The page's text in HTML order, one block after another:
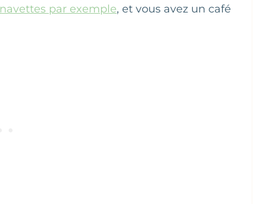
navettes par exemple, et vous avez un café